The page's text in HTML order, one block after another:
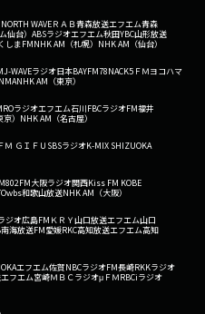
WAVEＲＡＢ青森放送エフエム青森
仙台） ABSラジオエフエム秋田YBC山形放送
しまFMNHK AM（札幌） NHK AM（仙台）
J-WAVEラジオ日本BAYFM78NACK5 ＦＭヨコハマ
NHK AM（東京）
ラジオエフエム石川FBCラジオFM福井
） NHK AM（名古屋）
ＦＭ ＧＩＦＵ SBSラジオK-MIX SHIZUOKA
FM大阪ラジオ関西Kiss FM KOBE
wbs和歌山放送NHK AM（大阪）
ジオ広島FM ＫＲＹ山口放送エフエム山口
海放送FM愛媛RKC高知放送エフエム高知
エフエム佐賀NBCラジオFM長崎RKKラジオ
エフエム宮崎ＭＢＣラジオμＦＭRBCiラジオ